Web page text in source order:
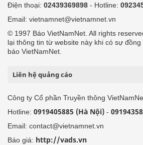
Điện thoại: 02439369898 - Hotline:
Email: vietnamnet@vietnamnet.vn
© 1997 Báo VietNamNet. All rights
lại thông tin từ website này khi có sự
báo VietNamNet.
Liên hệ quảng cáo
Công ty Cổ phần Truyền thông
Hotline: 0919405885 (Hà Nội) -
Email: contact@vietnamnet.vn
Báo giá: http://vads.vn